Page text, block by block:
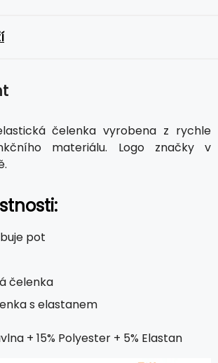
čelenka vyrobena z rychle
materiálu. Logo značky v
pot
čelenka
s elastanem
+ 15% Polyester + 5% Elastan